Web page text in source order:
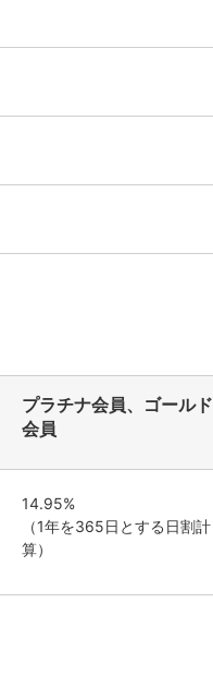
プラチナ会員、ゴールド
会員
14.95%
（1年を365日とする日割計
算）